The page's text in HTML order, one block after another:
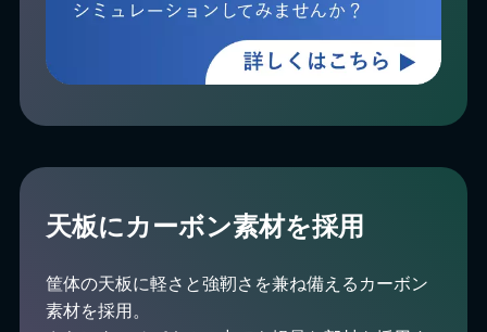
天板にカーボン素材を採用
筐体の天板に軽さと強靭さを兼ね備えるカーボン
素材を採用。